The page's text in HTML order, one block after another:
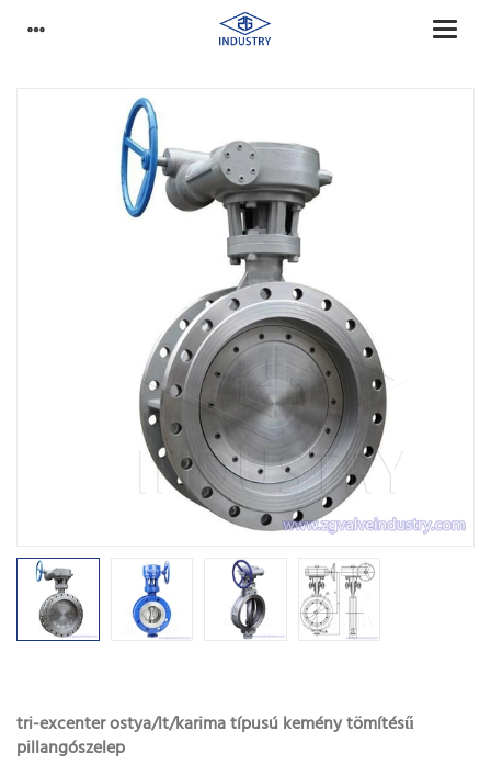
tri-excenter ostya/lt/karima típusú kemény tömítésű
pillangószelep